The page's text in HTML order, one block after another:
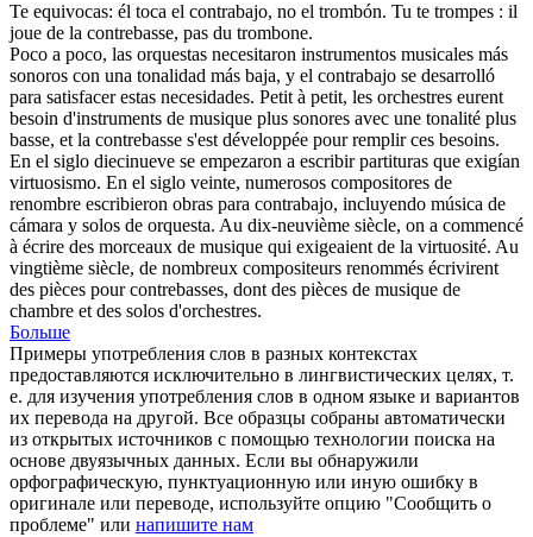
Te equivocas: él toca el contrabajo, no el trombón. Tu te trompes : il
joue de la contrebasse, pas du trombone.
Poco a poco, las orquestas necesitaron instrumentos musicales más
sonoros con una tonalidad más baja, y el contrabajo se desarrolló
para satisfacer estas necesidades. Petit à petit, les orchestres eurent
besoin d'instruments de musique plus sonores avec une tonalité plus
basse, et la contrebasse s'est développée pour remplir ces besoins.
En el siglo diecinueve se empezaron a escribir partituras que exigían
virtuosismo. En el siglo veinte, numerosos compositores de
renombre escribieron obras para contrabajo, incluyendo música de
cámara y solos de orquesta. Au dix-neuvième siècle, on a commencé
à écrire des morceaux de musique qui exigeaient de la virtuosité. Au
vingtième siècle, de nombreux compositeurs renommés écrivirent
des pièces pourcontrebasses, dont des pièces de musique de
chambre et des solos d'orchestres.
Больше
Примеры употребления слов в разных контекстах
предоставляются исключительно в лингвистических целях, т.
е. для изучения употребления слов в одном языке и вариантов
их перевода на другой. Все образцы собраны автоматически
из открытых источников с помощью технологии поиска на
основе двуязычных данных. Если вы обнаружили
орфографическую, пунктуационную или иную ошибку в
оригинале или переводе, используйте опцию "Сообщить о
проблеме" или напишите нам